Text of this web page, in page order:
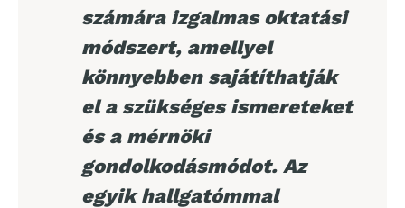
számára izgalmas oktatási
módszert, amellyel
könnyebben sajátíthatják
el a szükséges ismereteket
és a mérnöki
gondolkodásmódot. Az
egyik hallgatómmal